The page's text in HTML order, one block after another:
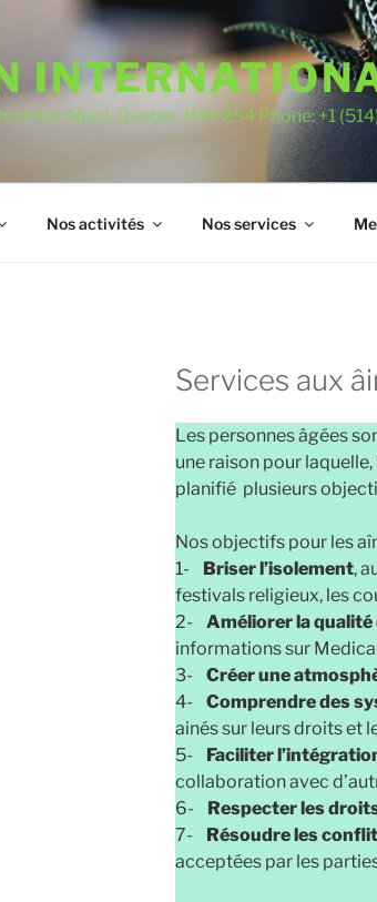
Nord, Quebec H1H 2S4 Phone: +1
Nos activités Nos services
Services aux
Les personnes âgées
une raison pour
planifié plusieurs
Nos objectifs pour les
1- Briser l’isolement,
festivals religieux, les
2- Améliorer la qualité
informations sur
3- Créer une
4- Comprendre des
ainés sur leurs droits et
5- Faciliter
collaboration avec
6- Respecter les
7- Résoudre les
acceptées par les